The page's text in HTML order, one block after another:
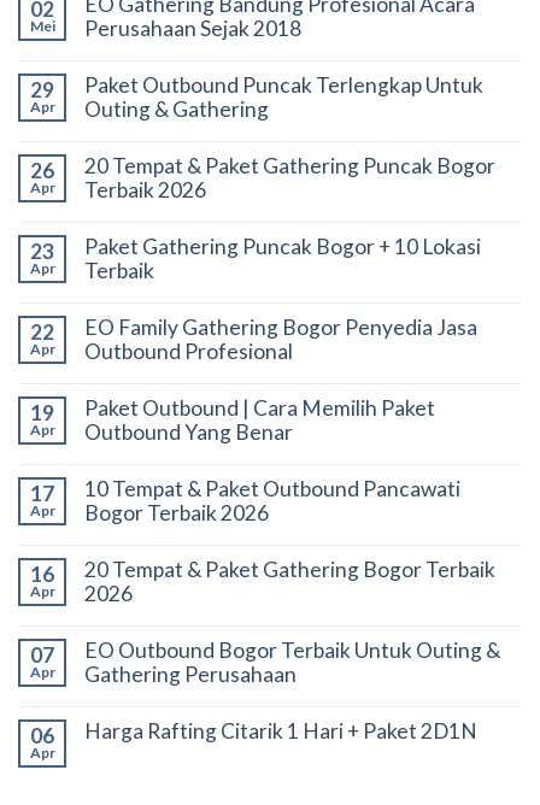
02
Mei
Perusahaan Sejak 2018
29
Apr
Paket Outbound Puncak Terlengkap Untuk
Outing & Gathering
26
Apr
20 Tempat & Paket Gathering Puncak Bogor
Terbaik 2026
23
Apr
Paket Gathering Puncak Bogor + 10 Lokasi
Terbaik
22
Apr
EO Family Gathering Bogor Penyedia Jasa
Outbound Profesional
19
Apr
Paket Outbound | Cara Memilih Paket
Outbound Yang Benar
17
Apr
10 Tempat & Paket Outbound Pancawati
Bogor Terbaik 2026
16
Apr
20 Tempat & Paket Gathering Bogor Terbaik
2026
07
Apr
EO Outbound Bogor Terbaik Untuk Outing &
Gathering Perusahaan
06
Apr
Harga Rafting Citarik 1 Hari + Paket 2D1N